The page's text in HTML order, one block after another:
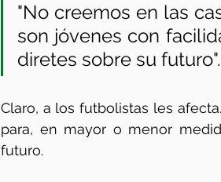
"No creemos en las
son jóvenes con
diretes sobre su futuro".
Claro, a los futbolistas les
para, en mayor o menor
futuro.